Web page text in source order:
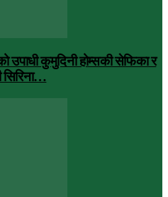
उपाधी कुमुदिनी होम्सकी सेफिका र
सिरिना…